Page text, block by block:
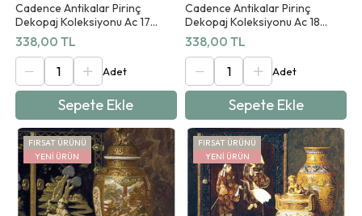
Cadence Antikalar Pirinç
Dekopaj Koleksiyonu Ac 17
90x125cm
338,00 TL
Sepete Ekle
Cadence Antikalar Pirinç
Dekopaj Koleksiyonu Ac 18
90x125cm
338,00 TL
Sepete Ekle
YENI ÜRÜN
FIRSAT ÜRÜNÜ
YENI ÜRÜN
FIRSAT ÜRÜNÜ